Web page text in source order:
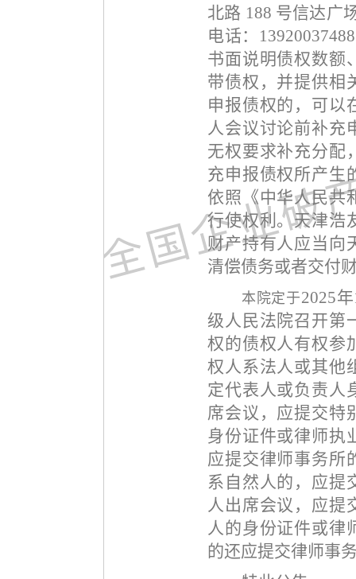
北路 188 号信达广
电话：
书面说明债权数额
带债权，并提供相
申报债权的，可以
人会议讨论前补充
无权要求补充分配
充申报债权所产生
依照《中华人民共
行使权利。天津浩
财产持有人应当向
清偿债务或者交付
本院定于2025
级人民法院召开第
权的债权人有权参
权人系法人或其他
定代表人或负责人
席会议，应提交特
身份证件或律师执
应提交律师事务所
系自然人的，应提
人出席会议，应提
人的身份证件或律
的还应提交律师事